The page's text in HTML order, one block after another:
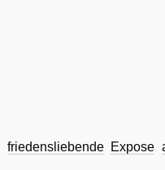
friedensliebende Expose